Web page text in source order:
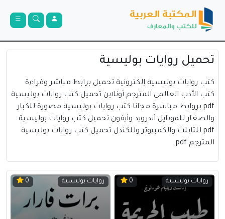
تحميل روايات بوليسية
كتب روايات بوليسية إلكترونية تحميل برابط مباشر وقراءة
كتب الأدب العالمي المترجم أونلاين تحميل كتب روايات بوليسية
pdf بروابط مباشرة مجانا كتب روايات بوليسية مصورة للكبار
والصغار للموبايل أندرويد وأيفون تحميل كتب روايات بوليسية
pdf للتابلت والكمبيوتر وللكندل تحميل كتب روايات بوليسية
المترجم pdf
روايات بوليسية 0 روايات بوليسية 0